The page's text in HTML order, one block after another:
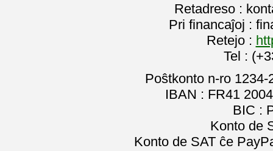
Retadreso :
Pri financaĵoj :
Retejo :
Tel :
Poŝtkonto n-ro
IBAN : FR41
BIC :
Konto de
Konto de SAT ĉe